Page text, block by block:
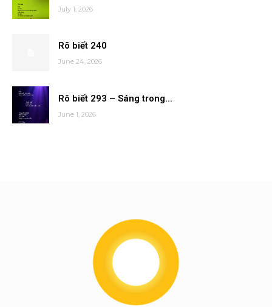
July 1, 2026
Rõ biết 240
June 24, 2026
Rõ biết 293 – Sáng trong...
June 1, 2026